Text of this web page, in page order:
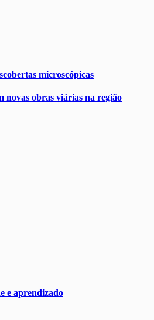
microscópicas
novas obras viárias na região
e aprendizado